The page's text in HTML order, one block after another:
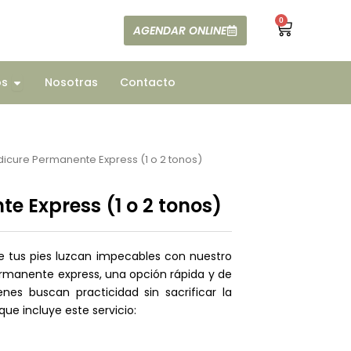
AGENDAR ONLINE
0
Cart
Open Todos
Nosotras Contacto
Permanente Express (1 o 2 tonos)
Express (1 o 2 tonos)
tus pies luzcan impecables con nuestro
express, una opción rápida y de
buscan practicidad sin sacrificar la
incluye este servicio: